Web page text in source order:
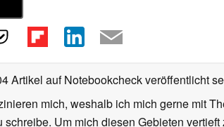
Artikel auf Notebookcheck veröffentlicht
mich, weshalb ich mich gerne mit
Um mich diesen Gebieten